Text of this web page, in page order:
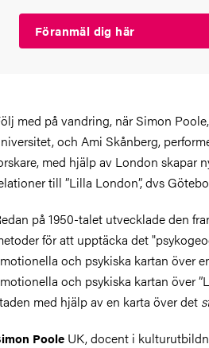
Föranmäl dig här
med på vandring, när Simon
och Ami Skånberg,
med hjälp av London skapar
till ”Lilla London”, dvs
på 1950-talet utvecklade den
för att upptäcka det
och psykiska kartan över
och psykiska kartan över
med hjälp av en karta över det
Poole UK, docent i